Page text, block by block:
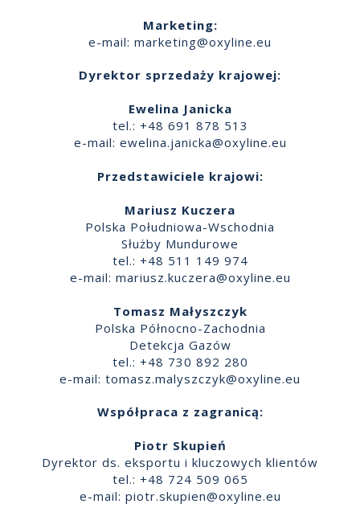
Marketing:
e-mail: marketing@oxyline.eu
Dyrektor sprzedaży krajowej:
Ewelina Janicka
tel.: +48 691 878 513
e-mail: ewelina.janicka@oxyline.eu
Przedstawiciele krajowi:
Mariusz Kuczera
Polska Południowa-Wschodnia
Służby Mundurowe
tel.: +48 511 149 974
e-mail: mariusz.kuczera@oxyline.eu
Tomasz Małyszczyk
Polska Północno-Zachodnia
Detekcja Gazów
tel.: +48 730 892 280
e-mail: tomasz.malyszczyk@oxyline.eu
Współpraca z zagranicą:
Piotr Skupień
Dyrektor ds. eksportu i kluczowych klientów
tel.: +48 724 509 065
e-mail: piotr.skupien@oxyline.eu